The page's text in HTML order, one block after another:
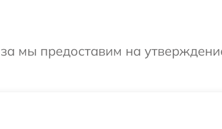
мы предоставим на